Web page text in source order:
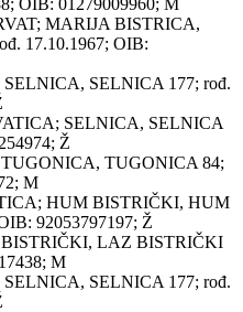
MARIJA BISTRICA,
17.10.1967; OIB:
SELNICA 177; rođ.
SELNICA, SELNICA
Ž
TUGONICA 84;
M
HUM BISTRIČKI, HUM
92053797197; Ž
BISTRIČKI, LAZ BISTRIČKI
M
SELNICA 177; rođ.